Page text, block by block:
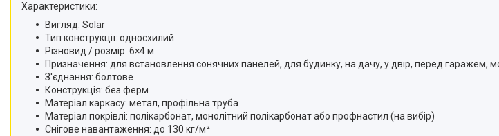
Характеристики:
Вигляд: Solar
Тип конструкції: односхилий
Різновид / розмір: 6×4 м
Призначення: для встановлення сонячних панелей, для будинку, на дачу, у двір, перед гаражем,
З'єднання: болтове
Конструкція: без ферм
Матеріал каркасу: метал, профільна труба
Матеріал покрівлі: полікарбонат, монолітний полікарбонат або профнастил (на вибір)
Снігове навантаження: до 130 кг/м²